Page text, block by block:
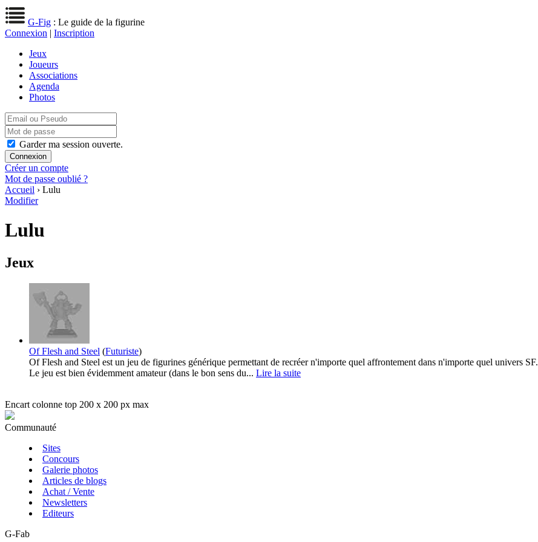
G-Fig : Le guide de la figurine
Connexion | Inscription
Jeux
Joueurs
Associations
Agenda
Photos
Garder ma session ouverte.
Créer un compte
Mot de passe oublié ?
Accueil › Lulu
Modifier
Lulu
Jeux
Of Flesh and Steel (Futuriste)
Of Flesh and Steel est un jeu de figurines générique permettant de recréer n'importe quel affrontement dans n'importe quel univers SF.
Le jeu est bien évidemment amateur (dans le bon sens du... Lire la suite
Encart colonne top 200 x 200 px max
Communauté
Sites
Concours
Galerie photos
Articles de blogs
Achat / Vente
Newsletters
Editeurs
G-Fab